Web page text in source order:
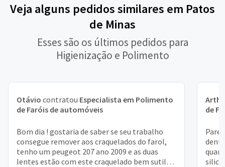
Veja alguns pedidos similares em Patos
de Minas
Esses são os últimos pedidos para
Higienização e Polimento
Otávio contratou Especialista em Polimento
de Faróis de automóveis
Bom dia ! gostaria de saber se seu trabalho
consegue remover aos craquelados do farol,
tenho um peugeot 207 ano 2009 e as duas
lentes estão com este craquelado bem sutil
de